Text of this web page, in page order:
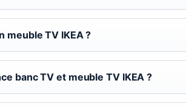
meuble TV IKEA ?
banc TV et meuble TV IKEA ?